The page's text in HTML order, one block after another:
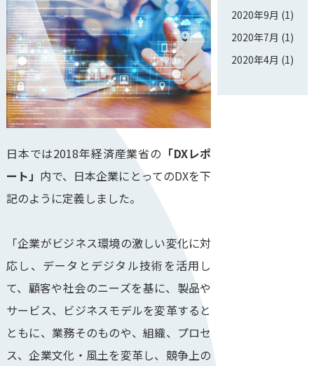
日本では2018年経済産業省の 「DXレポ
ート」 内で、日本企業にとってのDXを下
記のように定義しました。
「企業がビジネス環境の激しい変化に対
応し、データとデジタル技術を活用し
て、顧客や社会のニーズを基に、製品や
サービス、ビジネスモデルを変革すると
ともに、業務そのものや、組織、プロセ
ス、企業文化・風土を変革し、競争上の
2020年9月 (1)
2020年7月 (1)
2020年4月 (1)